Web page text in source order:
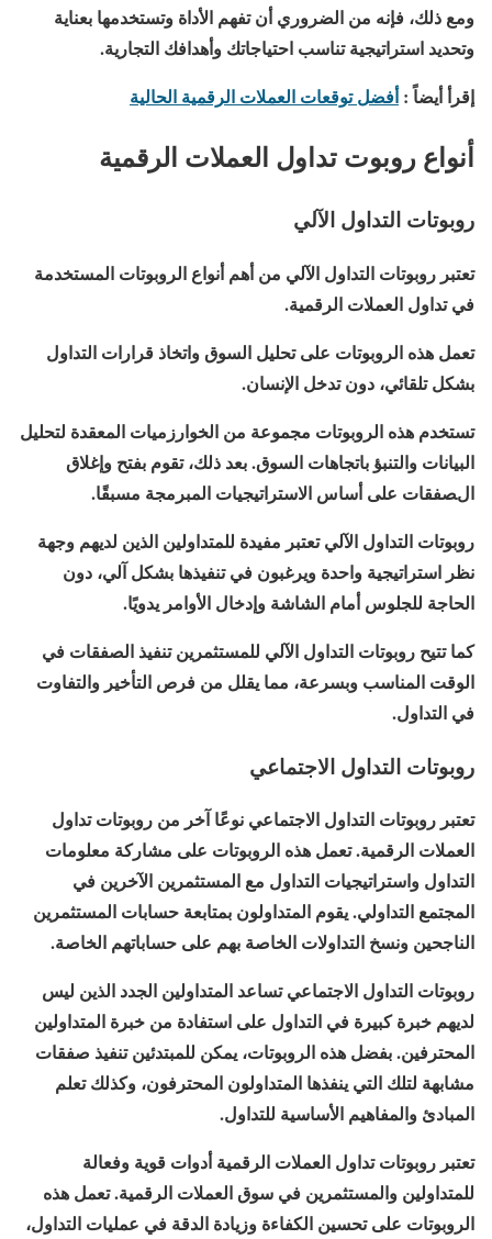
ومع ذلك، فإنه من الضروري أن تفهم الأداة وتستخدمها بعناية
وتحديد استراتيجية تناسب احتياجاتك وأهدافك التجارية.
إقرأ أيضاً :أفضل توقعات العملات الرقمية الحالية
أنواع روبوت تداول العملات الرقمية
روبوتات التداول الآلي
تعتبر روبوتات التداول الآلي من أهم أنواع الروبوتات المستخدمة
في تداول العملات الرقمية.
تعمل هذه الروبوتات على تحليل السوق واتخاذ قرارات التداول
بشكل تلقائي، دون تدخل الإنسان.
تستخدم هذه الروبوتات مجموعة من الخوارزميات المعقدة لتحليل
البيانات والتنبؤ باتجاهات السوق. بعد ذلك، تقوم بفتح وإغلاق
الصفقات على أساس الاستراتيجيات المبرمجة مسبقًا.
روبوتات التداول الآلي تعتبر مفيدة للمتداولين الذين لديهم وجهة
نظر استراتيجية واحدة ويرغبون في تنفيذها بشكل آلي، دون
الحاجة للجلوس أمام الشاشة وإدخال الأوامر يدويًا.
كما تتيح روبوتات التداول الآلي للمستثمرين تنفيذ الصفقات في
الوقت المناسب وبسرعة، مما يقلل من فرص التأخير والتفاوت
في التداول.
روبوتات التداول الاجتماعي
تعتبر روبوتات التداول الاجتماعي نوعًا آخر من روبوتات تداول
العملات الرقمية. تعمل هذه الروبوتات على مشاركة معلومات
التداول واستراتيجيات التداول مع المستثمرين الآخرين في
المجتمع التداولي. يقوم المتداولون بمتابعة حسابات المستثمرين
الناجحين ونسخ التداولات الخاصة بهم على حساباتهم الخاصة.
روبوتات التداول الاجتماعي تساعد المتداولين الجدد الذين ليس
لديهم خبرة كبيرة في التداول على استفادة من خبرة المتداولين
المحترفين. بفضل هذه الروبوتات، يمكن للمبتدئين تنفيذ صفقات
مشابهة لتلك التي ينفذها المتداولون المحترفون، وكذلك تعلم
المبادئ والمفاهيم الأساسية للتداول.
تعتبر روبوتات تداول العملات الرقمية أدوات قوية وفعالة
للمتداولين والمستثمرين في سوق العملات الرقمية. تعمل هذه
الروبوتات على تحسين الكفاءة وزيادة الدقة في عمليات التداول،